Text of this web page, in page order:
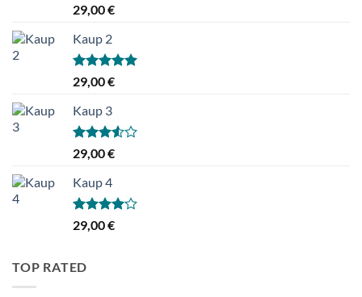
Hinnanguga
3.50
29,00€
Kaup 2
Hinnanguga
5.00
29,00€
Kaup 3
Hinnanguga
3.50
29,00€
Kaup 4
Hinnanguga
4.00
29,00€
TOP RATED